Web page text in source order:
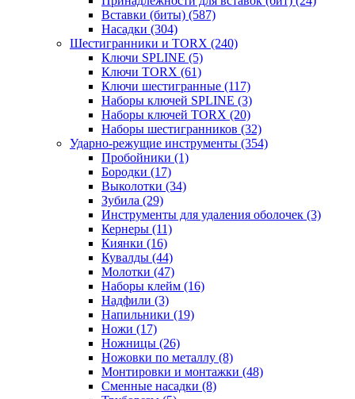
Вставки (биты) (587)
Насадки (304)
Шестигранники и TORX (240)
Ключи SPLINE (5)
Ключи TORX (61)
Ключи шестигранные (117)
Наборы ключей SPLINE (3)
Наборы ключей TORX (20)
Наборы шестигранников (32)
Ударно-режущие инструменты (354)
Пробойники (1)
Бородки (17)
Выколотки (34)
Зубила (29)
Инструменты для удаления оболочек (3)
Кернеры (11)
Киянки (16)
Кувалды (44)
Молотки (47)
Наборы клейм (16)
Надфили (3)
Напильники (19)
Ножи (17)
Ножницы (26)
Ножовки по металлу (8)
Монтировки и монтажки (48)
Сменные насадки (8)